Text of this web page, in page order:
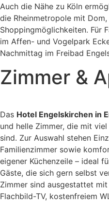
Auch die Nähe zu Köln
die Rheinmetropole mit Dom,
Shoppingmöglichkeiten. Für
im Affen- und Vogelpark
Nachmittag im Freibad
Zimmer &
Das Hotel Engelskirchen in
und helle Zimmer, die mit
sind. Zur Auswahl stehen
Familienzimmer sowie
eigener Küchenzeile – ideal
Gäste, die sich gern selbst
Zimmer sind ausgestattet
Flachbild-TV, kostenfreiem